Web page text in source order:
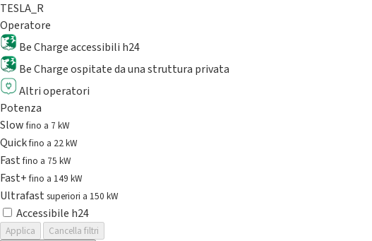
TESLA_R
Operatore
Be Charge accessibili h24
Be Charge ospitate da una struttura privata
Altri operatori
Potenza
Slowfino a 7 kW
Quickfino a 22 kW
Fastfino a 75 kW
Fast+fino a 149 kW
Ultrafast superiori a 150 kW
Accessibile h24
Applica
Cancella filtri